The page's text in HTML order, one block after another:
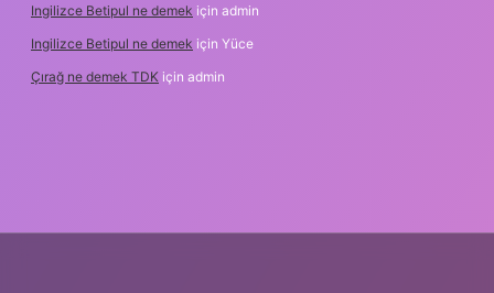
Ingilizce Betipul ne demek için admin
Ingilizce Betipul ne demek için Yüce
Çırağ ne demek TDK için admin